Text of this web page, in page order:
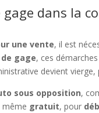
dans la
une vente, il est
gage, ces
devient
sous opposition,
même gratuit, pour